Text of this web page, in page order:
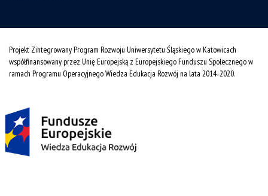
Projekt Zintegrowany Program Rozwoju Uniwersytetu Śląskiego w Katowicach
współfinansowany przez Unię Europejską z Europejskiego Funduszu Społecznego w
ramach Programu Operacyjnego Wiedza Edukacja Rozwój na lata 2014˗2020.